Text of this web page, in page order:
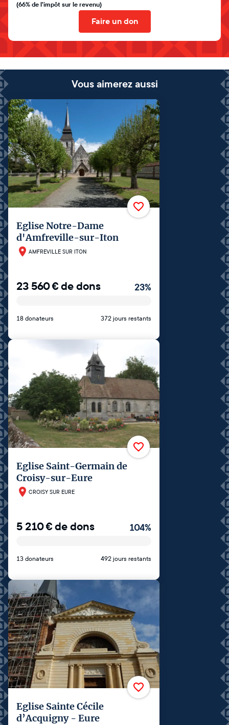
(66% de l'impôt sur le revenu)
Faire un don
Vous aimerez aussi
Eglise Notre-Dame
d'Amfreville-sur-Iton
AMFREVILLE SUR ITON
23 560€de dons 23%
18 donateurs 372 jours restants
Eglise Saint-Germain de
Croisy-sur-Eure
CROISY SUR EURE
5 210€de dons 104%
13 donateurs 492 jours restants
Eglise Sainte Cécile
d’Acquigny - Eure